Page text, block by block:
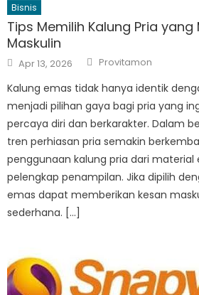
Bisnis
Tips Memilih Kalung Pria
Maskulin
Posted
on
Apr 13, 2026 Author
Provitamon
Kalung emas tidak hanya identik
menjadi pilihan gaya bagi pria yang
percaya diri dan berkarakter. Dalam
tren perhiasan pria semakin
penggunaan kalung pria dari material
pelengkap penampilan. Jika dipilih
emas dapat memberikan kesan
sederhana. […]